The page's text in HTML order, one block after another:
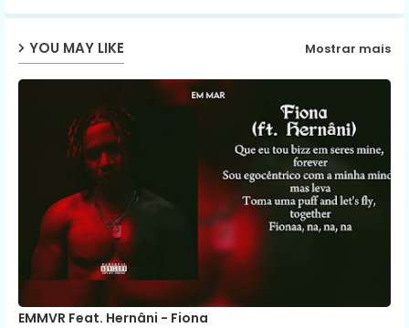
ap
YOU MAY LIKE Mostrar mais
EMMVR Feat. Hernâni - Fiona